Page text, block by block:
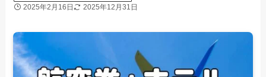
2025年2月16日 2025年12月31日